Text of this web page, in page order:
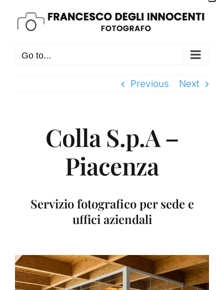
content
Go to...
Previous Next
Colla S.p.A –
Piacenza
Servizio fotografico per sede e
uffici aziendali